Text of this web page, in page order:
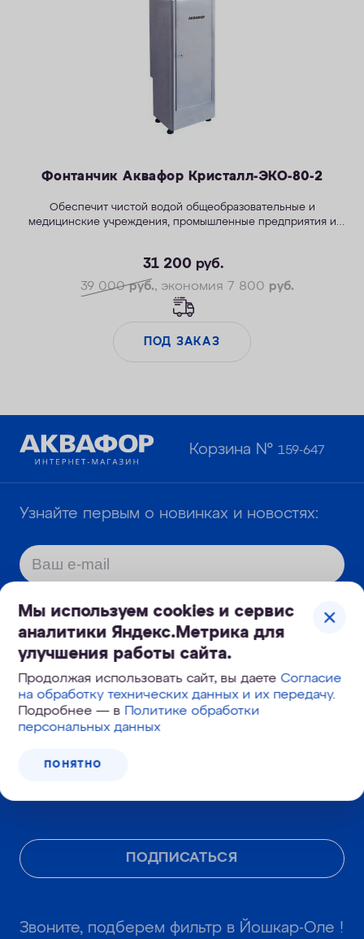
Фонтанчик Аквафор Кристалл-ЭКО-80-2
Обеспечит чистой водой общеобразовательные и
медицинские учреждения, промышленные предприятия и
31 200 руб.
39 000руб., экономия 7 800 руб.
ПОД ЗАКАЗ
Мы используем cookies и сервис
аналитики Яндекс.Метрика для
улучшения работы сайта.
Продолжая использовать сайт, вы даетеСогласие
на обработку технических данных и их передачу.
Подробнее — в Политике обработки
персональных данных
ПОНЯТНО
Корзина №159-647
Узнайте первым о новинках и новостях:
ПОДПИСАТЬСЯ
Даюсогласиена обработку моих
персональных данных и подтверждаю,
что я ознакомлен с политикой
обработки и защиты персональных
данных
информационных и рекламных
Звоните, подберем фильтр в Йошкар-Оле !